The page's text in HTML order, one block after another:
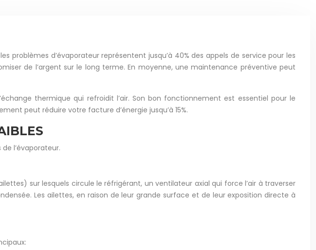
d’évaporateur représentent jusqu’à 40% des appels de service pour les
de l’argent sur le long terme. En moyenne, une maintenance préventive peut
thermique qui refroidit l’air. Son bon fonctionnement est essentiel pour le
peut réduire votre facture d’énergie jusqu’à 15%.
l’évaporateur.
sur lesquels circule le réfrigérant, un ventilateur axial qui force l’air à traverser
Les ailettes, en raison de leur grande surface et de leur exposition directe à